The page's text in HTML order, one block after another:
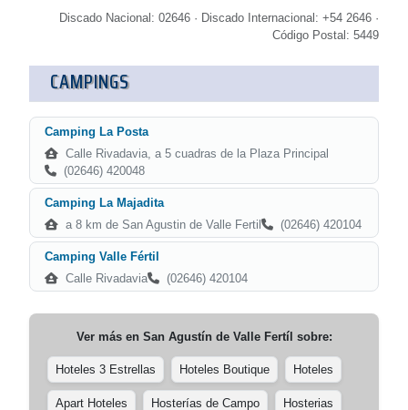
Discado Nacional: 02646 · Discado Internacional: +54 2646 ·
Código Postal: 5449
CAMPINGS
Camping La Posta
Calle Rivadavia, a 5 cuadras de la Plaza Principal
(02646) 420048
Camping La Majadita
a 8 km de San Agustin de Valle Fertil
(02646) 420104
Camping Valle Fértil
Calle Rivadavia
(02646) 420104
Ver más en San Agustín de Valle Fertíl sobre:
Hoteles 3 Estrellas Hoteles Boutique Hoteles
Apart Hoteles Hosterías de Campo Hosterias